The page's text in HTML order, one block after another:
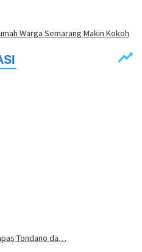
Warga Semarang Makin Kokoh
Tondano da…